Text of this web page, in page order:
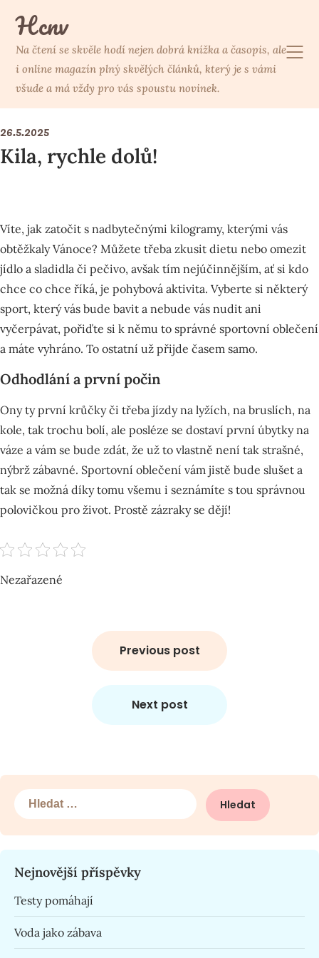
content
Hcnv
Na čtení se skvěle hodí nejen dobrá knížka a časopis, ale
i online magazín plný skvělých článků, který je s vámi
všude a má vždy pro vás spoustu novinek.
26.5.2025
Kila, rychle dolů!
Víte, jak zatočit s nadbytečnými kilogramy, kterými vás
obtěžkaly Vánoce? Můžete třeba zkusit dietu nebo omezit
jídlo a sladidla či pečivo, avšak tím nejúčinnějším, ať si kdo
chce co chce říká, je pohybová aktivita. Vyberte si některý
sport, který vás bude bavit a nebude vás nudit ani
vyčerpávat, pořiďte si k němu to správné sportovní oblečení
a máte vyhráno. To ostatní už přijde časem samo.
Odhodlání a první počin
Ony ty první krůčky či třeba jízdy na lyžích, na bruslích, na
kole, tak trochu bolí, ale posléze se dostaví první úbytky na
váze a vám se bude zdát, že už to vlastně není tak strašné,
nýbrž zábavné. Sportovní oblečení vám jistě bude slušet a
tak se možná díky tomu všemu i seznámíte s tou správnou
polovičkou pro život. Prostě zázraky se dějí!
Nezařazené
Previous post
Next post
Vyhledávání
Nejnovější příspěvky
Testy pomáhají
Voda jako zábava